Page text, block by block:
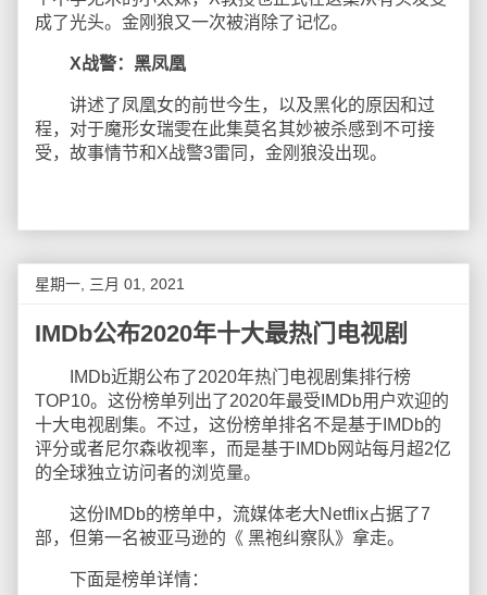
成了光头。金刚狼又一次被消除了记忆。
X战警：黑凤凰
讲述了凤凰女的前世今生，以及黑化的原因和过
程，对于魔形女瑞雯在此集莫名其妙被杀感到不可接
受，故事情节和X战警3雷同，金刚狼没出现。
星期一, 三月 01, 2021
IMDb公布2020年十大最热门电视剧
IMDb近期公布了2020年热门电视剧集排行榜
TOP10。这份榜单列出了2020年最受IMDb用户欢迎的
十大电视剧集。不过，这份榜单排名不是基于IMDb的
评分或者尼尔森收视率，而是基于IMDb网站每月超2亿
的全球独立访问者的浏览量。
这份IMDb的榜单中，流媒体老大Netflix占据了7
部，但第一名被亚马逊的《 黑袍纠察队》拿走。
下面是榜单详情：